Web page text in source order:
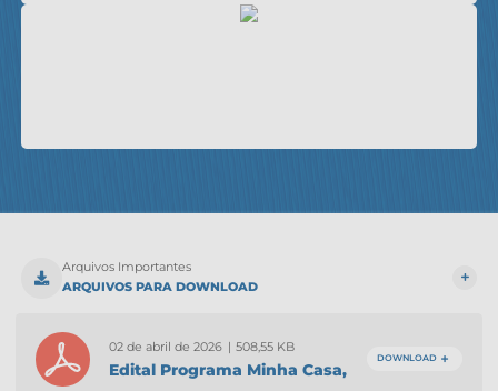
Arquivos Importantes
ARQUIVOS PARA DOWNLOAD
02 de abril de 2026 508,55 KB
Edital Programa Minha Casa,
DOWNLOAD